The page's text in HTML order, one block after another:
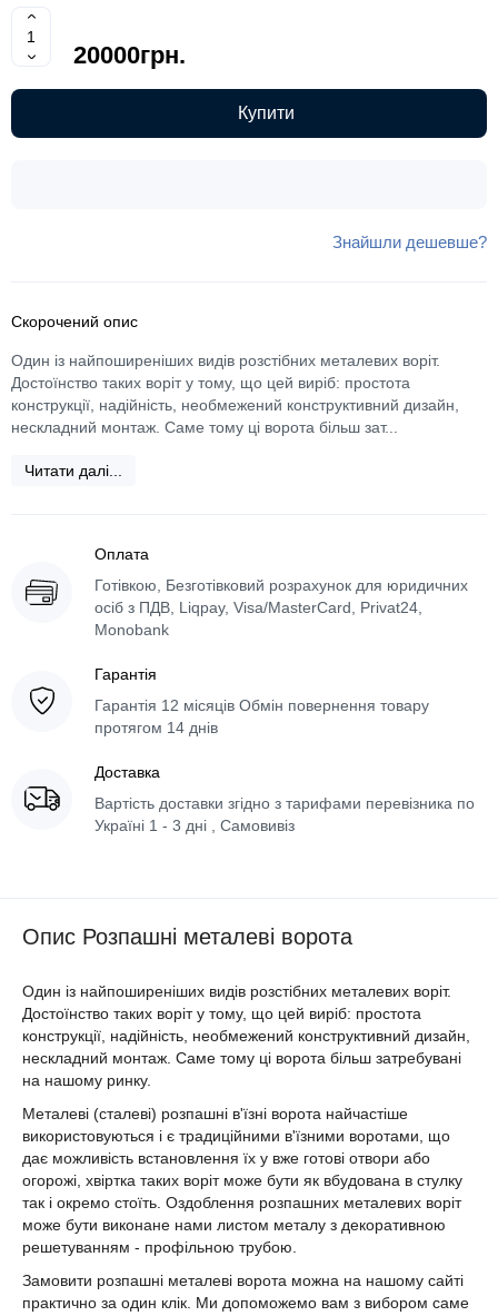
20000грн.
Купити
Знайшли дешевше?
Скорочений опис
Один із найпоширеніших видів розстібних металевих воріт.
Достоїнство таких воріт у тому, що цей виріб: простота
конструкції, надійність, необмежений конструктивний дизайн,
нескладний монтаж. Саме тому ці ворота більш зат...
Читати далі...
Оплата
Готівкою, Безготівковий розрахунок для юридичних
осіб з ПДВ, Liqpay, Visa/MasterCard, Privat24,
Monobank
Гарантія
Гарантія 12 місяців Обмін повернення товару
протягом 14 днів
Доставка
Вартість доставки згідно з тарифами перевізника по
Україні 1 - 3 дні , Самовивіз
Опис Розпашні металеві ворота
Один із найпоширеніших видів розстібних металевих воріт.
Достоїнство таких воріт у тому, що цей виріб: простота
конструкції, надійність, необмежений конструктивний дизайн,
нескладний монтаж. Саме тому ці ворота більш затребувані
на нашому ринку.
Металеві (сталеві) розпашні в'їзні ворота найчастіше
використовуються і є традиційними в'їзними воротами, що
дає можливість встановлення їх у вже готові отвори або
огорожі, хвіртка таких воріт може бути як вбудована в стулку
так і окремо стоїть. Оздоблення розпашних металевих воріт
може бути виконане нами листом металу з декоративною
решетуванням - профільною трубою.
Замовити розпашні металеві ворота можна на нашому сайті
практично за один клік. Ми допоможемо вам з вибором саме